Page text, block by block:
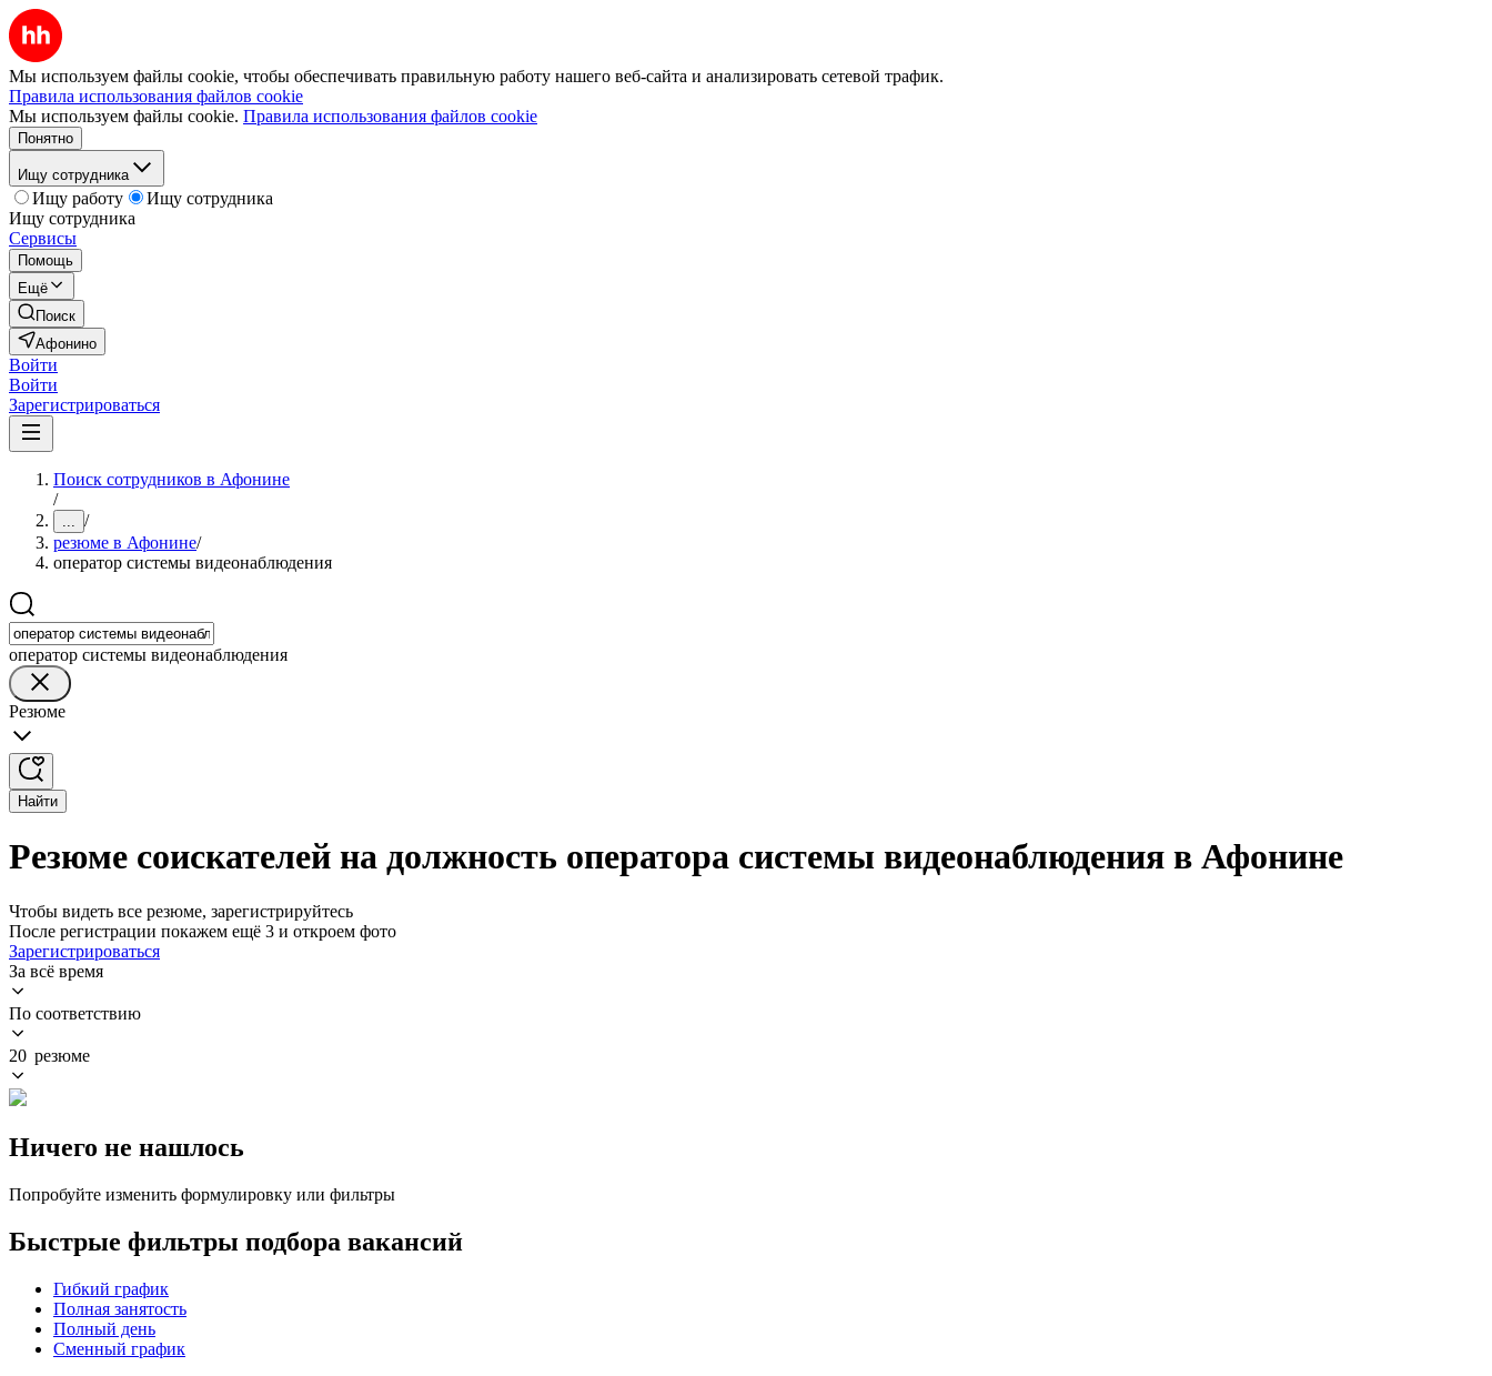
Мы используем файлы cookie, чтобы обеспечивать правильную работу нашего веб-сайта и анализировать сетевой трафик.
Правила использования файлов cookie
Мы используем файлы cookie. Правила использования файлов cookie
Понятно
Ищу сотрудника
Ищу работу
Ищу сотрудника
Ищу сотрудника
Сервисы
Помощь
Ещё
Поиск
Афонино
Войти
Войти
Зарегистрироваться
Поиск сотрудников в Афонине
/
... /
резюме в Афонине/
оператор системы видеонаблюдения
оператор системы видеонаблюдения
Резюме
Найти
Резюме соискателей на должность оператора системы видеонаблюдения в Афонине
Чтобы видеть все резюме, зарегистрируйтесь
После регистрации покажем ещё 3 и откроем фото
Зарегистрироваться
За всё время
По соответствию
20 резюме
Ничего не нашлось
Попробуйте изменить формулировку или фильтры
Быстрые фильтры подбора вакансий
Гибкий график
Полная занятость
Полный день
Сменный график